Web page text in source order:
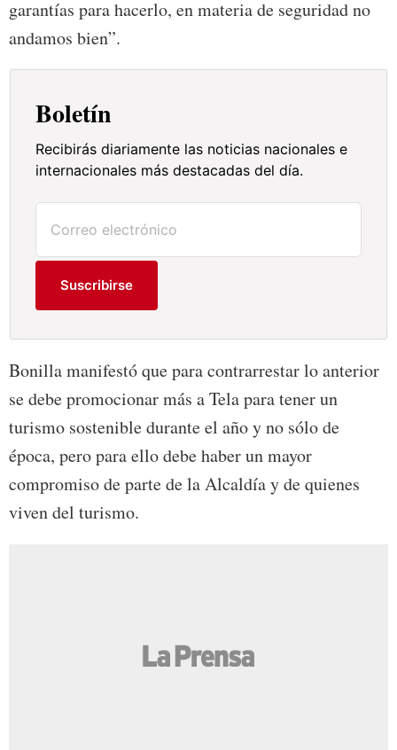
garantías para hacerlo, en materia de seguridad no
andamos bien”.
Boletín
Recibirás diariamente las noticias nacionales e
internacionales más destacadas del día.
Suscribirse
Bonilla manifestó que para contrarrestar lo anterior
se debe promocionar más a Tela para tener un
turismo sostenible durante el año y no sólo de
época, pero para ello debe haber un mayor
compromiso de parte de la Alcaldía y de quienes
viven del turismo.